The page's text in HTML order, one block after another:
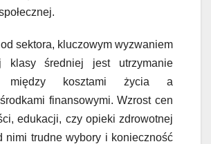
sektora, kluczowym wyzwaniem
klasy średniej jest utrzymanie
między kosztami życia a
finansowymi. Wzrost cen
edukacji, czy opieki zdrowotnej
nimi trudne wybory i konieczność